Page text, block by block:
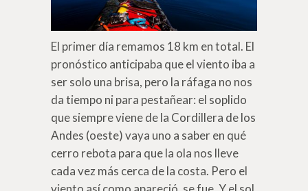
El primer día remamos 18 km en total. El
pronóstico anticipaba que el viento iba a
ser solo una brisa, pero la ráfaga no nos
da tiempo ni para pestañear: el soplido
que siempre viene de la Cordillera de los
Andes (oeste) vaya uno a saber en qué
cerro rebota para que la ola nos lleve
cada vez más cerca de la costa. Pero el